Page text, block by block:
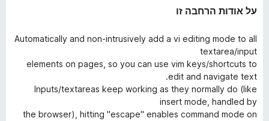
על אודות הרחבה זו
Automatically and non-intrusively add a vi editing mode to all
textarea/input
elements on pages, so you can use vim keys/shortcuts to
edit and navigate text.
Inputs/textareas keep working as they normally do (like
insert mode, handled by
the browser), hitting "escape" enables command mode on